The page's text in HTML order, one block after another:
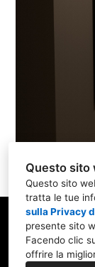
Questo sito
Questo sito
tratta le tue
sulla Privacy
presente sito
Facendo clic
offrire la
Via